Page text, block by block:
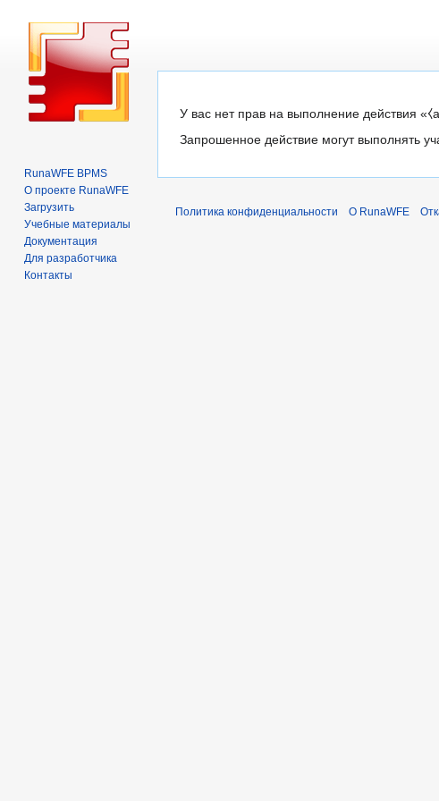
Перейти
к
Перейти
к
У вас нет прав на выполнение действия
Запрошенное действие могут выполнять
RunaWFE BPMS
О проекте RunaWFE
Загрузить
Учебные материалы
Документация
Для разработчика
Контакты
Политика конфиденциальности О RunaWFE